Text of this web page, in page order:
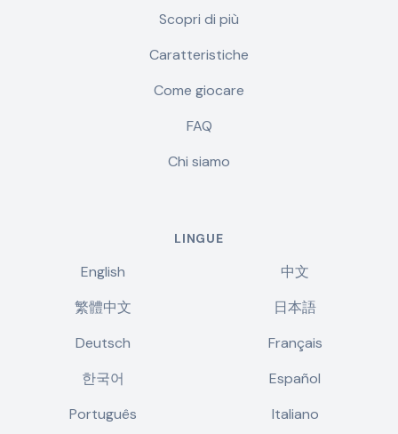
Scopri di più
Caratteristiche
Come giocare
FAQ
Chi siamo
LINGUE
English
中文
繁體中文
日本語
Deutsch
Français
한국어
Español
Português
Italiano